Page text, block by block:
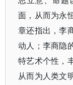
面，从而为永
章还指出，李
动人；李商隐
特艺术个性，
从而为人类文